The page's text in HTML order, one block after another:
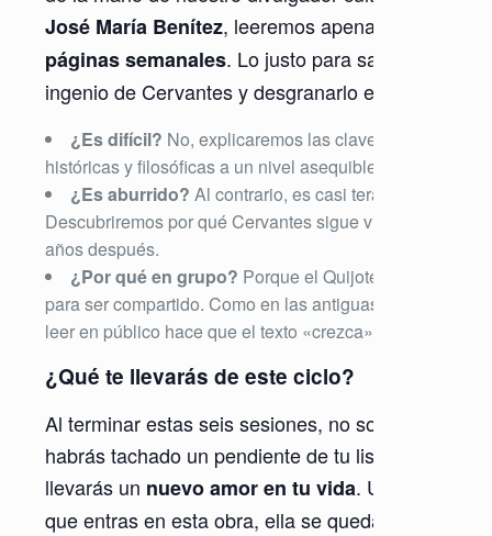
José María Benítez, leeremos apenas
páginas semanales. Lo justo para saborear el
ingenio de Cervantes y desgranarlo en grupo.
¿Es difícil? No, explicaremos las claves
históricas y filosóficas a un nivel asequible.
¿Es aburrido? Al contrario, es casi terapéutico.
Descubriremos por qué Cervantes sigue vivo 400
años después.
¿Por qué en grupo? Porque el Quijote nació
para ser compartido. Como en las antiguas ventas,
leer en público hace que el texto «crezca».
¿Qué te llevarás de este ciclo?
Al terminar estas seis sesiones, no solo
habrás tachado un pendiente de tu lista: te
llevarás un nuevo amor en tu vida. Una vez
que entras en esta obra, ella se queda en ti